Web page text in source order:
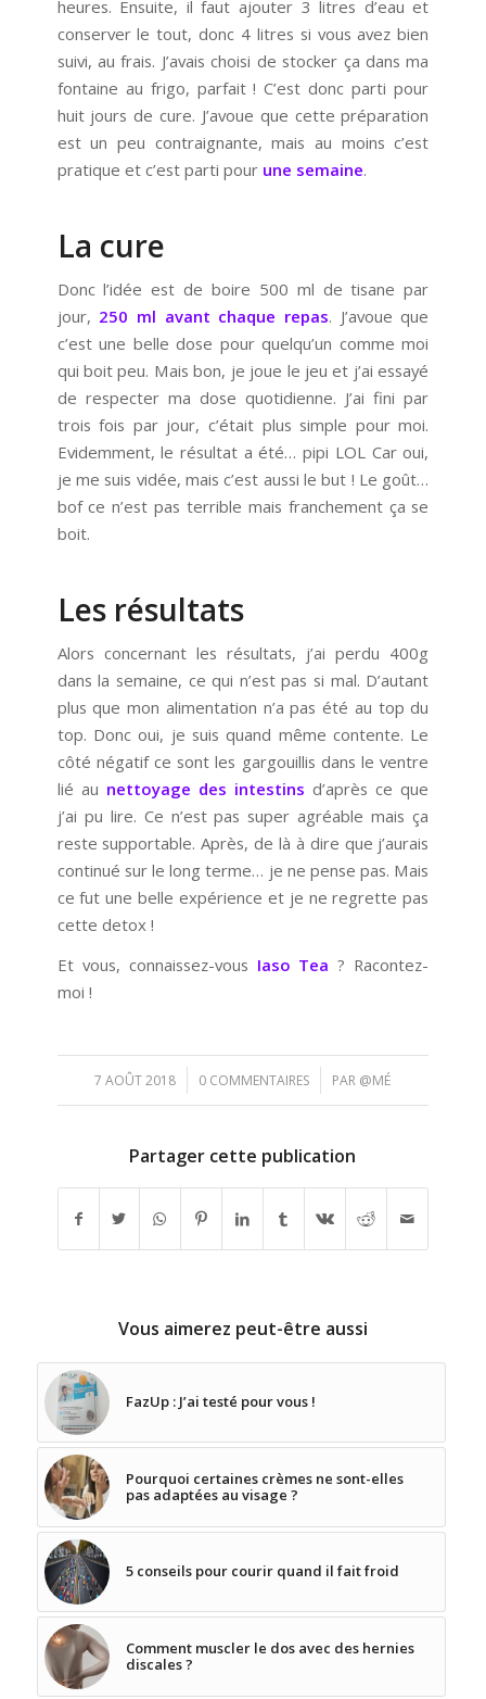
heures. Ensuite, il faut ajouter 3 litres d’eau et
conserver le tout, donc 4 litres si vous avez bien
suivi, au frais. J’avais choisi de stocker ça dans ma
fontaine au frigo, parfait ! C’est donc parti pour
huit jours de cure. J’avoue que cette préparation
est un peu contraignante, mais au moins c’est
pratique et c’est parti pour une semaine.
La cure
Donc l’idée est de boire 500 ml de tisane par
jour, 250 ml avant chaque repas. J’avoue que
c’est une belle dose pour quelqu’un comme moi
qui boit peu. Mais bon, je joue le jeu et j’ai essayé
de respecter ma dose quotidienne. J’ai fini par
trois fois par jour, c’était plus simple pour moi.
Evidemment, le résultat a été… pipi LOL Car oui,
je me suis vidée, mais c’est aussi le but ! Le goût…
bof ce n’est pas terrible mais franchement ça se
boit.
Les résultats
Alors concernant les résultats, j’ai perdu 400g
dans la semaine, ce qui n’est pas si mal. D’autant
plus que mon alimentation n’a pas été au top du
top. Donc oui, je suis quand même contente. Le
côté négatif ce sont les gargouillis dans le ventre
lié au nettoyage des intestins d’après ce que
j’ai pu lire. Ce n’est pas super agréable mais ça
reste supportable. Après, de là à dire que j’aurais
continué sur le long terme… je ne pense pas. Mais
ce fut une belle expérience et je ne regrette pas
cette detox !
Et vous, connaissez-vous Iaso Tea ? Racontez-
moi !
7 AOÛT 2018
/ 0 COMMENTAIRES
/ PAR @MÉ
Partager cette publication
Vous aimerez peut-être aussi
FazUp : J’ai testé pour vous !
Pourquoi certaines crèmes ne sont-elles
pas adaptées au visage ?
5 conseils pour courir quand il fait froid
Comment muscler le dos avec des hernies
discales ?